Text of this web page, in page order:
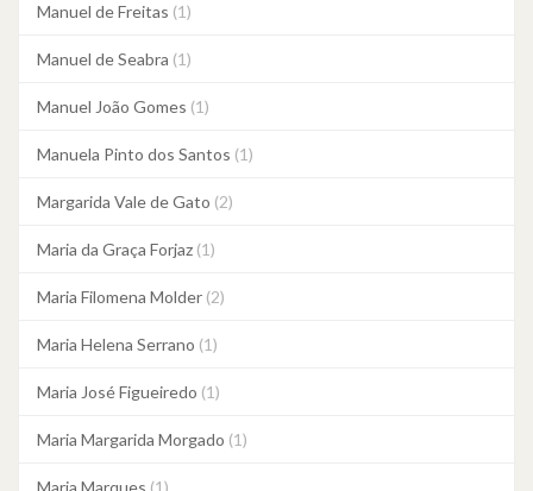
Manuel de Freitas (1)
Manuel de Seabra (1)
Manuel João Gomes (1)
Manuela Pinto dos Santos (1)
Margarida Vale de Gato (2)
Maria da Graça Forjaz (1)
Maria Filomena Molder (2)
Maria Helena Serrano (1)
Maria José Figueiredo (1)
Maria Margarida Morgado (1)
Maria Marques (1)